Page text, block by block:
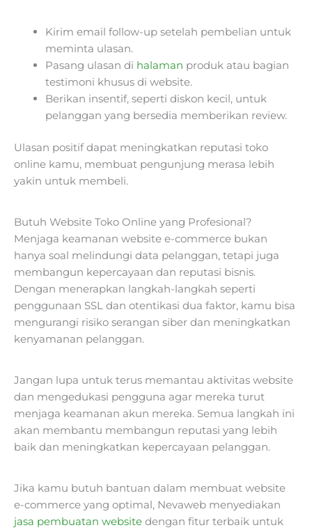
Kirim email follow-up setelah pembelian untuk
meminta ulasan.
Pasang ulasan di halaman produk atau bagian
testimoni khusus di website.
Berikan insentif, seperti diskon kecil, untuk
pelanggan yang bersedia memberikan review.
Ulasan positif dapat meningkatkan reputasi toko
online kamu, membuat pengunjung merasa lebih
yakin untuk membeli.
Butuh Website Toko Online yang Profesional?
Menjaga keamanan website e-commerce bukan
hanya soal melindungi data pelanggan, tetapi juga
membangun kepercayaan dan reputasi bisnis.
Dengan menerapkan langkah-langkah seperti
penggunaan SSL dan otentikasi dua faktor, kamu bisa
mengurangi risiko serangan siber dan meningkatkan
kenyamanan pelanggan.
Jangan lupa untuk terus memantau aktivitas website
dan mengedukasi pengguna agar mereka turut
menjaga keamanan akun mereka. Semua langkah ini
akan membantu membangun reputasi yang lebih
baik dan meningkatkan kepercayaan pelanggan.
Jika kamu butuh bantuan dalam membuat website
e-commerce yang optimal, Nevaweb menyediakan
jasa pembuatan website dengan fitur terbaik untuk